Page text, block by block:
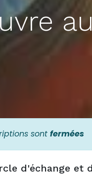
sont fermées
d'échange et